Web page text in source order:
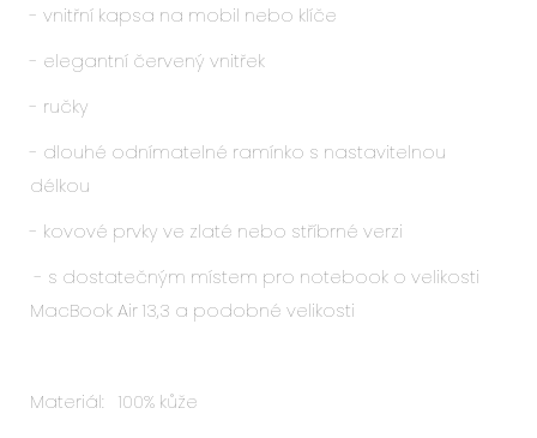
- vnitřní kapsa na mobil nebo klíče
- elegantní červený vnitřek
- ručky
- dlouhé odnímatelné ramínko s nastavitelnou
délkou
- kovové prvky ve zlaté nebo stříbrné verzi
- s dostatečným místem pro notebook o velikosti
MacBook Air 13,3 a podobné velikosti
Materiál: 100% kůže